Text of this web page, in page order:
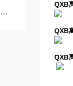
QXB
QXB
QXB